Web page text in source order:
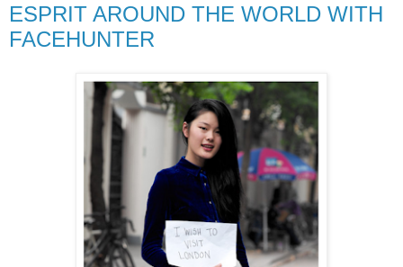
ESPRIT AROUND THE WORLD WITH
FACEHUNTER